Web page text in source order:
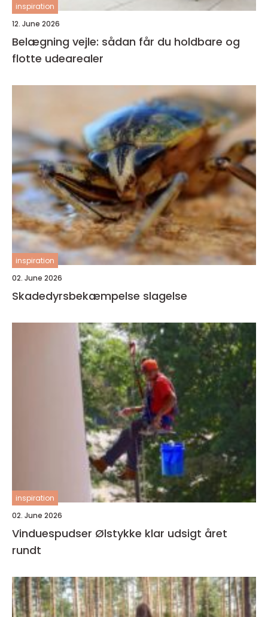
inspiration
12. June 2026
Belægning vejle: sådan får du holdbare og
flotte udearealer
inspiration
02. June 2026
Skadedyrsbekæmpelse slagelse
inspiration
02. June 2026
Vinduespudser Ølstykke klar udsigt året
rundt